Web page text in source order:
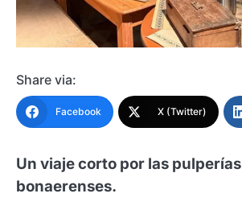
Share via:
Facebook X (Twitter)
Un viaje corto por las pulperías
bonaerenses.